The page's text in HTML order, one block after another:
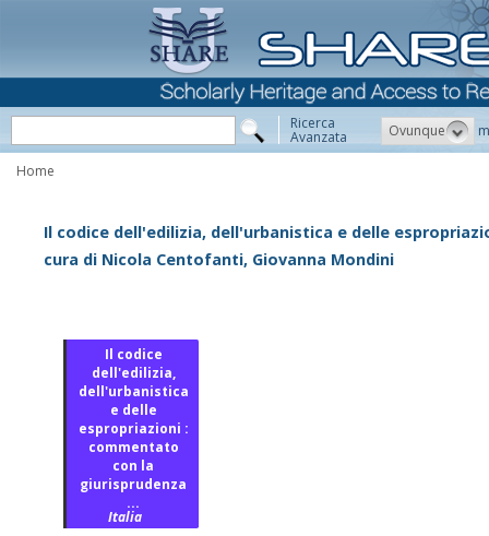
Ricerca
Avanzata Ovunque
Home
Il codice dell'edilizia, dell'urbanistica e delle
cura di Nicola Centofanti, Giovanna Mondini
Il codice
dell'edilizia,
dell'urbanistica
e delle
espropriazioni :
commentato
con la
giurisprudenza
...
Italia